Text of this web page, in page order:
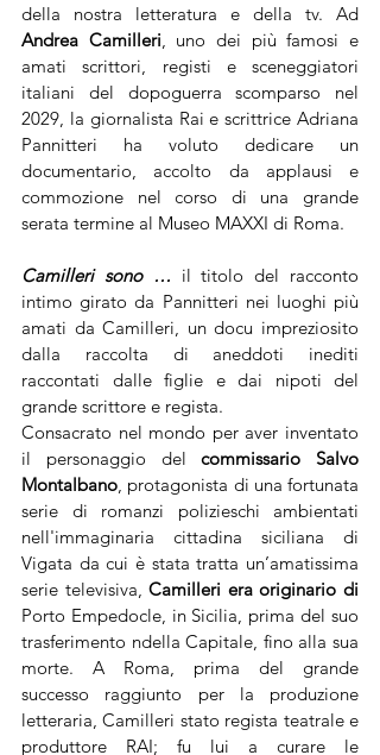
Andrea Camilleri, uno dei più famosi e
amati scrittori, registi e sceneggiatori
italiani del dopoguerra scomparso nel
2029, la giornalista Rai e scrittrice Adriana
Pannitteri ha voluto dedicare un
documentario, accolto da applausi e
commozione nel corso di una grande
serata termine al Museo MAXXI di Roma.
Camilleri sono … il titolo del racconto
intimo girato da Pannitteri nei luoghi più
amati da Camilleri, un docu impreziosito
dalla raccolta di aneddoti inediti
raccontati dalle figlie e dai nipoti del
grande scrittore e regista.
Consacrato nel mondo per aver inventato
il personaggio del commissario Salvo
Montalbano, protagonista di una fortunata
serie di romanzi polizieschi ambientati
nell'immaginaria cittadina siciliana di
Vigata da cui è stata tratta un’amatissima
serie televisiva,
Porto Empedocle, in Sicilia, prima del suo
trasferimento ndella Capitale, fino alla sua
morte. A Roma, prima del grande
successo raggiunto per la produzione
letteraria, Camilleri stato regista teatrale e
produttore RAI; fu lui a curare le